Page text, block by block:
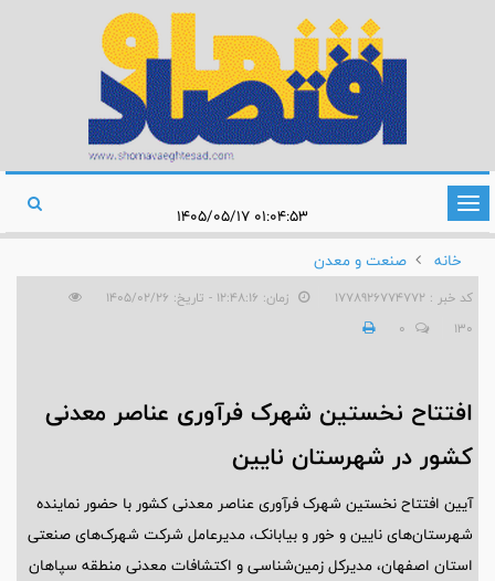
تغییر
وضعیت
ناوبری
خانه
صنعت و معدن
کد خبر : 1778926774772
زمان: ۱۲:۴۸:۱۶ - تاریخ: ۱۴۰۵/۰۲/۲۶
130
0
افتتاح نخستین شهرک فرآوری عناصر معدنی
کشور در شهرستان نایین
آیین افتتاح نخستین شهرک فرآوری عناصر معدنی کشور با حضور نماینده
شهرستان‌های نایین و خور و بیابانک، مدیرعامل شرکت شهرک‌های صنعتی
استان اصفهان، مدیرکل زمین‌شناسی و اکتشافات معدنی منطقه سپاهان